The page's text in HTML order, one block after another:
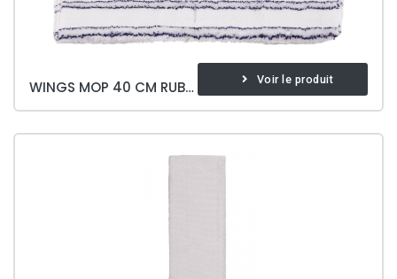
WINGS MOP 40 CM RUBBING Voir le produit